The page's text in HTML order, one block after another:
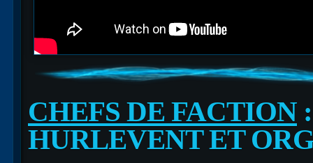
CHEFS DE FACTION
HURLEVENT ET